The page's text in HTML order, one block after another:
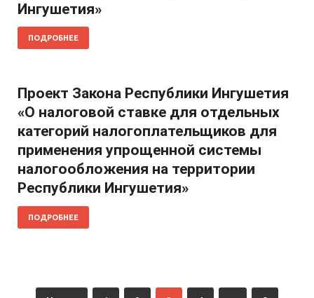
Ингушетия»
ПОДРОБНЕЕ
Проект Закона Республики Ингушетия
«О налоговой ставке для отдельных
категорий налогоплательщиков для
применения упрощенной системы
налогообложения на территории
Республики Ингушетия»
ПОДРОБНЕЕ